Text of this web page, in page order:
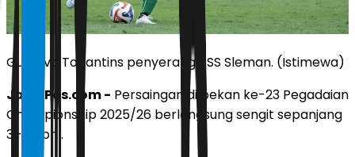
Gustavo Tocantins penyerang PSS Sleman. (Istimewa)
JawaPos.com - Persaingan di pekan ke-23 Pegadaian
Championship 2025/26 berlangsung sengit sepanjang
3–6 April.